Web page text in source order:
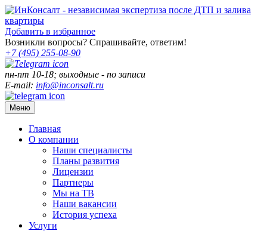
Добавить в избранное
Возникли вопросы? Спрашивайте, ответим!
+7 (495) 255-08-90
пн-пт 10-18; выходные - по записи
E-mail: info@inconsalt.ru
Меню
Главная
О компании
Наши специалисты
Планы развития
Лицензии
Партнеры
Мы на ТВ
Наши вакансии
История успеха
Услуги